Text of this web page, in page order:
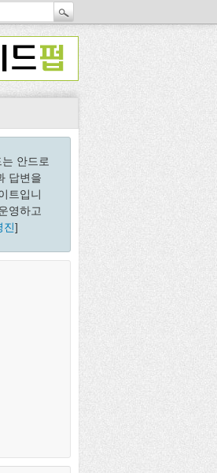
안드로
답변을
트입니
영하고
진]